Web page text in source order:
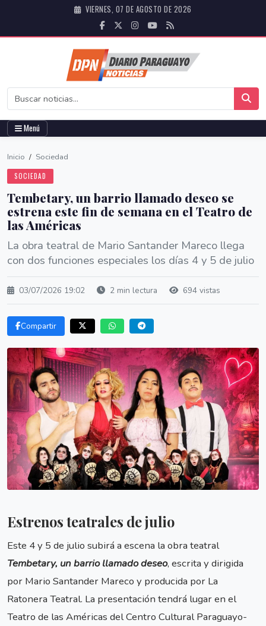
VIERNES, 07 DE AGOSTO DE 2026
Menú
Inicio / Sociedad
SOCIEDAD
Tembetary, un barrio llamado deseo se
estrena este fin de semana en el Teatro de
las Américas
La obra teatral de Mario Santander Mareco llega
con dos funciones especiales los días 4 y 5 de julio
03/07/2026 19:02 2 min lectura 694 vistas
Compartir
Estrenos teatrales de julio
Este 4 y 5 de julio subirá a escena la obra teatral
Tembetary, un barrio llamado deseo, escrita y dirigida
por Mario Santander Mareco y producida por La
Ratonera Teatral. La presentación tendrá lugar en el
Teatro de las Américas del Centro Cultural Paraguayo-